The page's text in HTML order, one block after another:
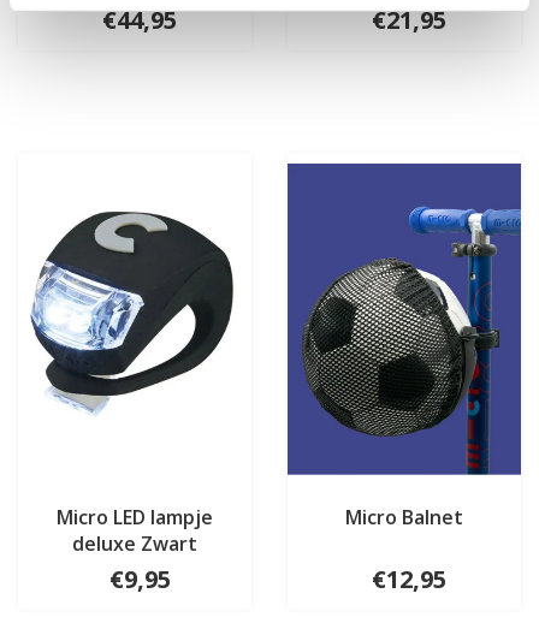
€44,95 €21,95
Micro LED lampje
deluxe Zwart
€9,95
Micro Balnet
€12,95